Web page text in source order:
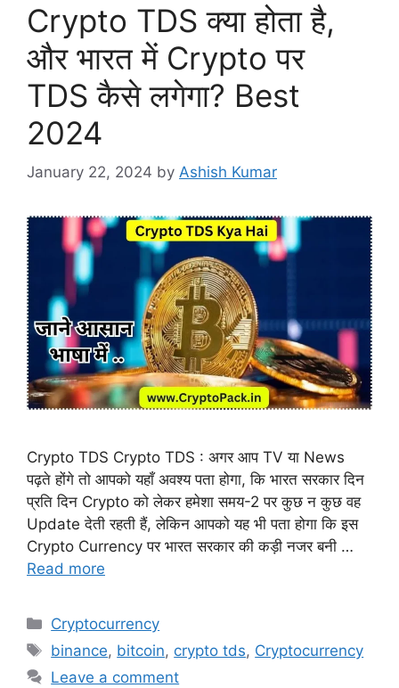
Crypto TDS क्या होता है,
और भारत में Crypto पर
TDS कैसे लगेगा? Best
2024
January 22, 2024 by Ashish Kumar
Crypto TDS Crypto TDS : अगर आप TV या News
पढ़ते होंगे तो आपको यहाँ अवश्य पता होगा, कि भारत सरकार दिन
प्रति दिन Crypto को लेकर हमेशा समय-2 पर कुछ न कुछ वह
Update देती रहती हैं, लेकिन आपको यह भी पता होगा कि इस
Crypto Currency पर भारत सरकार की कड़ी नजर बनी …
Read more
Categories
Cryptocurrency
Tags
binance, bitcoin, crypto tds, Cryptocurrency
Leave a comment